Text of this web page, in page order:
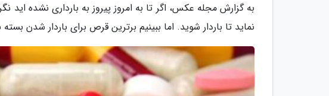
به گزارش مجله عکس، اگر تا به امروز پیروز به بارداری نشده اید
نماید تا باردار شوید. اما ببینیم برترین قرص برای باردار شدن